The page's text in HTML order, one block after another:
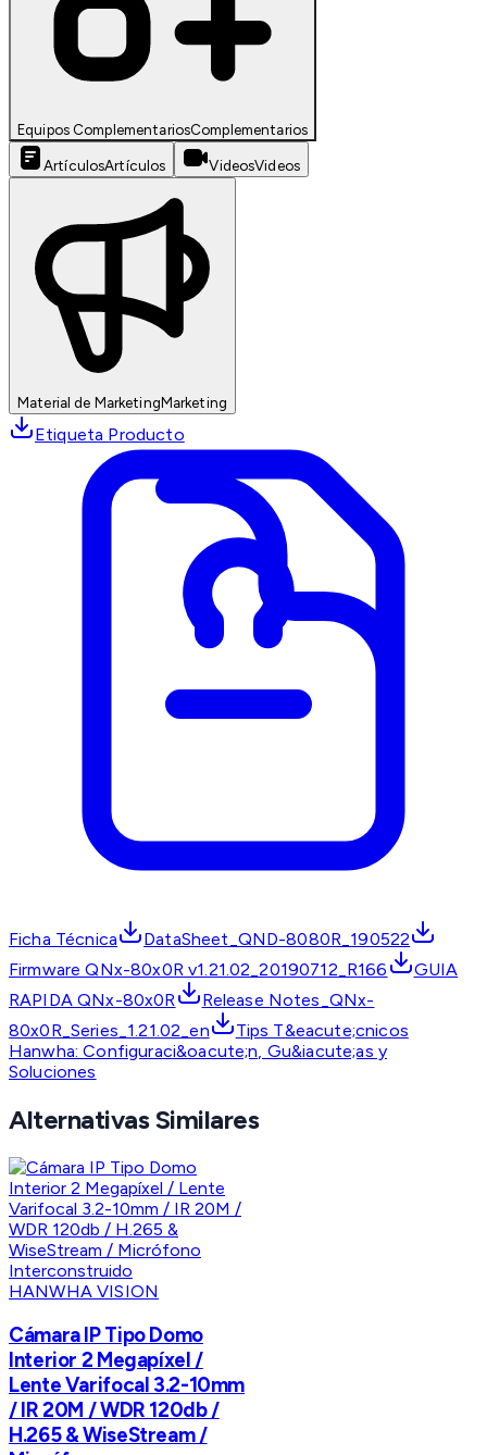
Equipos ComplementariosComplementarios
ArtículosArtículos VideosVideos
Material de MarketingMarketing
Etiqueta Producto
Ficha Técnica
DataSheet_QND-8080R_190522
Firmware QNx-80x0R v1.21.02_20190712_R166
GUIA
RAPIDA QNx-80x0R
Release Notes_QNx-
80x0R_Series_1.21.02_en
Tips T&eacute;cnicos
Hanwha: Configuraci&oacute;n, Gu&iacute;as y
Soluciones
Alternativas Similares
HANWHA VISION
Cámara IP Tipo Domo
Interior 2 Megapíxel /
Lente Varifocal 3.2-10mm
/ IR 20M / WDR 120db /
H.265 & WiseStream /